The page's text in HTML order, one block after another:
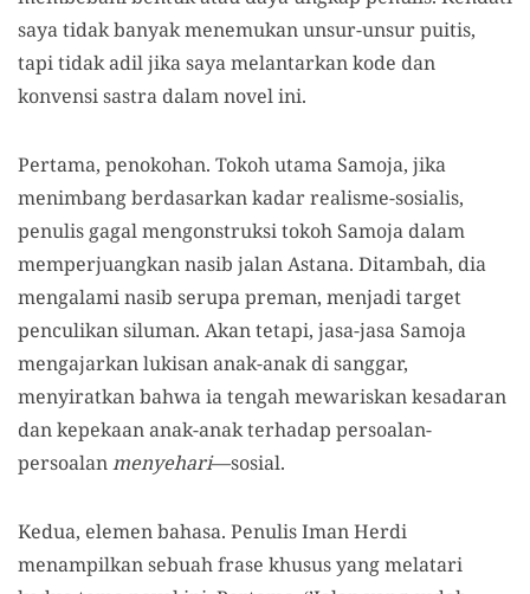
saya tidak banyak menemukan unsur-unsur puitis,
tapi tidak adil jika saya melantarkan kode dan
konvensi sastra dalam novel ini.
Pertama, penokohan. Tokoh utama Samoja, jika
menimbang berdasarkan kadar realisme-sosialis,
penulis gagal mengonstruksi tokoh Samoja dalam
memperjuangkan nasib jalan Astana. Ditambah, dia
mengalami nasib serupa preman, menjadi target
penculikan siluman. Akan tetapi, jasa-jasa Samoja
mengajarkan lukisan anak-anak di sanggar,
menyiratkan bahwa ia tengah mewariskan kesadaran
dan kepekaan anak-anak terhadap persoalan-
persoalanmenyehari—sosial.
Kedua, elemen bahasa. Penulis Iman Herdi
menampilkan sebuah frase khusus yang melatari